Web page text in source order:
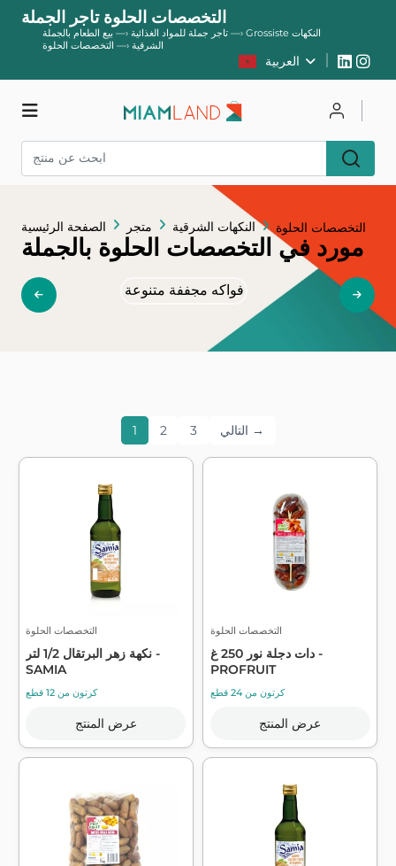
التخصصات الحلوة تاجر الجملة
تاجر جملة للمواد الغذائية —› بيع الطعام بالجملة —› Grossiste النكهات
الشرقية —› التخصصات الحلوة
العربية
الصفحة الرئيسية متجر النكهات الشرقية التخصصات الحلوة
مورد في التخصصات الحلوة بالجملة
فواكه مجففة متنوعة
1 2 3 التالي →
التخصصات الحلوة
نكهة زهر البرتقال 1/2 لتر -
SAMIA
كرتون من 12 قطع
عرض المنتج
التخصصات الحلوة
دات دجلة نور 250 غ -
PROFRUIT
كرتون من 24 قطع
عرض المنتج
متجر